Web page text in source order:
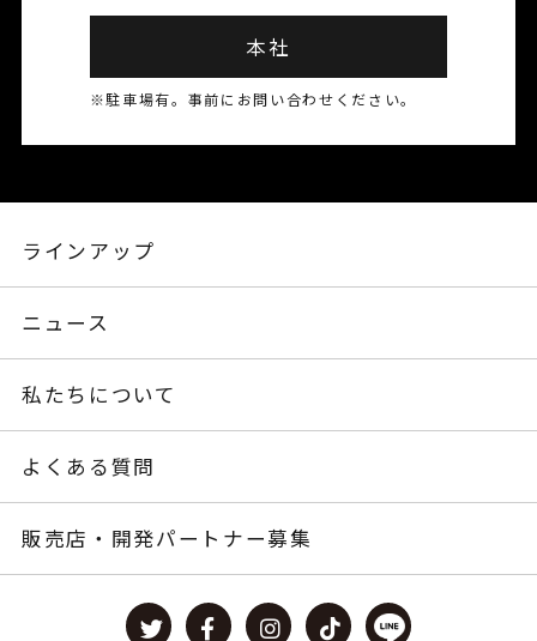
本社
※駐車場有。事前にお問い合わせください。
ラインアップ
ニュース
私たちについて
よくある質問
販売店・開発パートナー募集